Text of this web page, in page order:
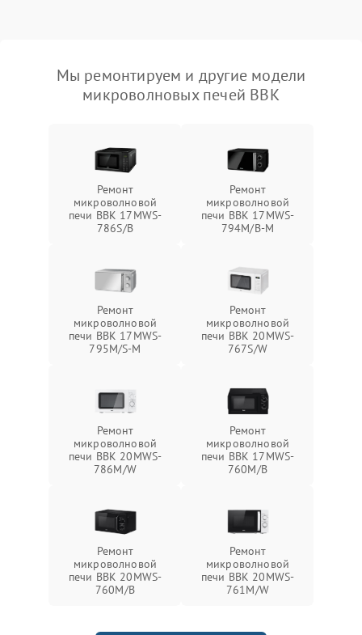
Мы ремонтируем и другие модели
микроволновых печей BBK
Ремонт
микроволновой
печи BBK 17MWS-
786S/B
Ремонт
микроволновой
печи BBK 17MWS-
794M/B-M
Ремонт
микроволновой
печи BBK 17MWS-
795M/S-M
Ремонт
микроволновой
печи BBK 20MWS-
767S/W
Ремонт
микроволновой
печи BBK 20MWS-
786M/W
Ремонт
микроволновой
печи BBK 17MWS-
760M/B
Ремонт
микроволновой
печи BBK 20MWS-
760M/B
Ремонт
микроволновой
печи BBK 20MWS-
761M/W